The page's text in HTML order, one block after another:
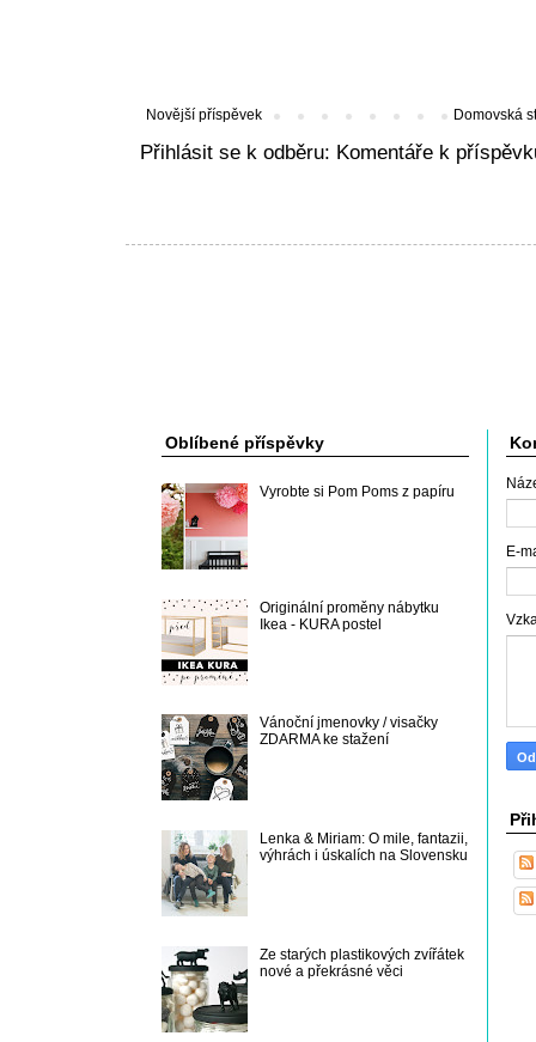
Novější příspěvek Domovská
Přihlásit se k odběru: Komentáře k
Oblíbené příspěvky
Vyrobte si Pom Poms z papíru
Originální proměny nábytku
Ikea - KURA postel
Vánoční jmenovky / visačky
ZDARMA ke stažení
Lenka & Miriam: O mile, fantazii,
výhrách i úskalích na Slovensku
Ze starých plastikových zvířátek
nové a překrásné věci
E-